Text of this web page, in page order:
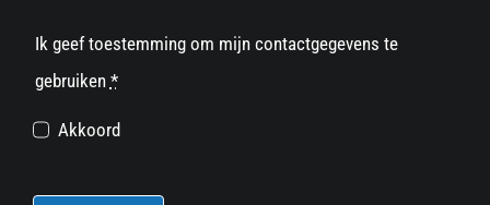
Ik geef toestemming om mijn contactgegevens te
gebruiken *
Akkoord